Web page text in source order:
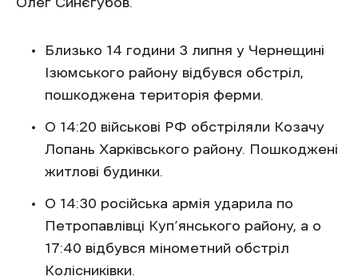
Близько 14 години 3 липня у Чернещині
Ізюмського району відбувся обстріл,
пошкоджена територія ферми.
О 14:20 військові РФ обстріляли Козачу
Лопань Харківського району. Пошкоджені
житлові будинки.
О 14:30 російська армія ударила по
Петропавлівці Куп’янського району, а о
17:40 відбувся мінометний обстріл
Колісниківки.